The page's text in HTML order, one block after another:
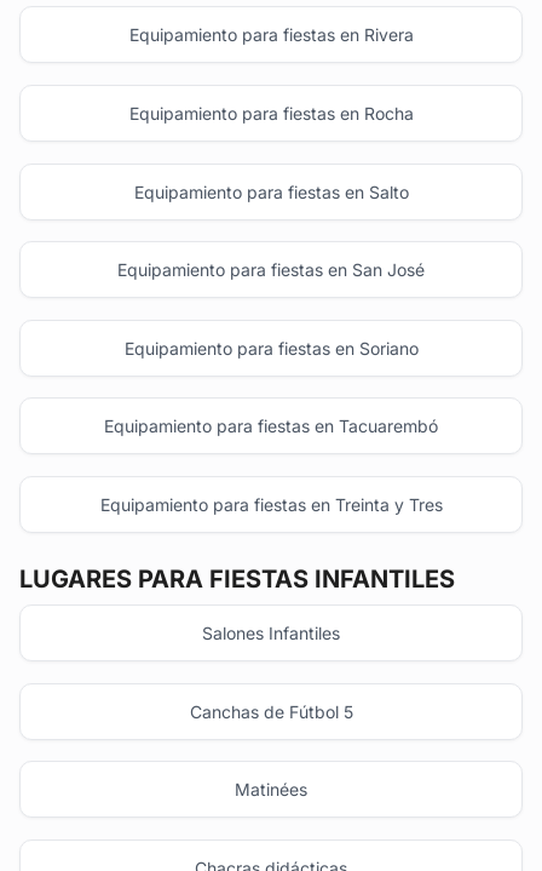
Equipamiento para fiestas en Rivera
Equipamiento para fiestas en Rocha
Equipamiento para fiestas en Salto
Equipamiento para fiestas en San José
Equipamiento para fiestas en Soriano
Equipamiento para fiestas en Tacuarembó
Equipamiento para fiestas en Treinta y Tres
LUGARES PARA FIESTAS INFANTILES
Salones Infantiles
Canchas de Fútbol 5
Matinées